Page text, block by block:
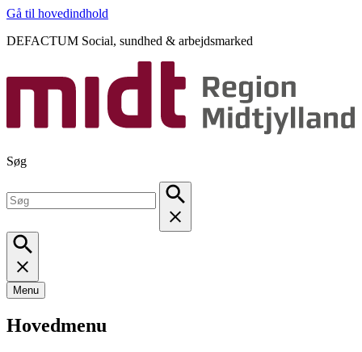
Gå til hovedindhold
DEFACTUM Social, sundhed & arbejdsmarked
Søg
Menu
Hovedmenu